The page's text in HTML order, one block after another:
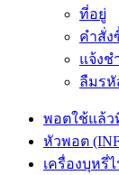
ที่อยู่
คำสั่ง
แจ้งช
ลืมรหั
พอตใช้แล้ว
หัวพอต
เครื่องบุหรี่